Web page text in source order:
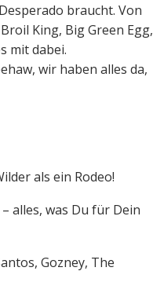
braucht. Von
King, Big Green Egg,
mit dabei.
wir haben alles da,
als ein Rodeo!
alles, was Du für Dein
Gozney, The